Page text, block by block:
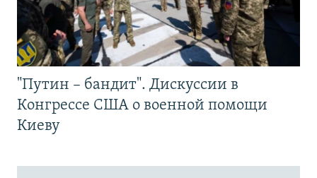
"Путин – бандит". Дискуссии в
Конгрессе США о военной помощи
Киеву